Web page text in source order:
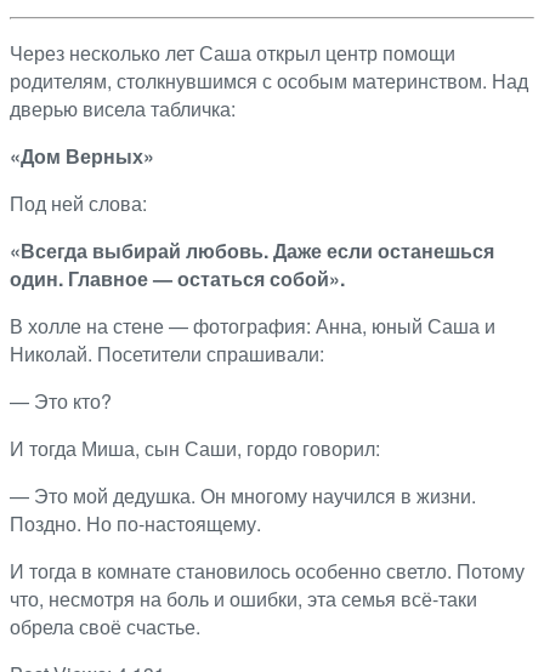
Через несколько лет Саша открыл центр помощи
родителям, столкнувшимся с особым материнством. Над
дверью висела табличка:
«Дом Верных»
Под ней слова:
«Всегда выбирай любовь. Даже если останешься
один. Главное — остаться собой».
В холле на стене — фотография: Анна, юный Саша и
Николай. Посетители спрашивали:
— Это кто?
И тогда Миша, сын Саши, гордо говорил:
— Это мой дедушка. Он многому научился в жизни.
Поздно. Но по-настоящему.
И тогда в комнате становилось особенно светло. Потому
что, несмотря на боль и ошибки, эта семья всё-таки
обрела своё счастье.